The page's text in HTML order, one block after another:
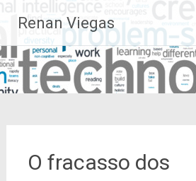
para
o
conteúdo
Renan Viegas
O fracasso dos